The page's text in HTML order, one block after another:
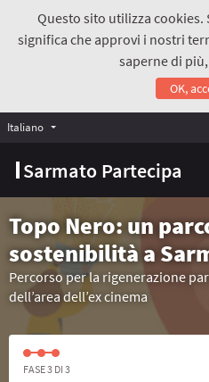
Questo sito utilizza
significa che approvi i nostri
saperne di
OK,
Sarmato Partecipa
Italiano Choose language
Topo Nero: un
sostenibilità a
Percorso per la rigenerazione
dell’area dell’ex cinema
FASE 3 DI 3